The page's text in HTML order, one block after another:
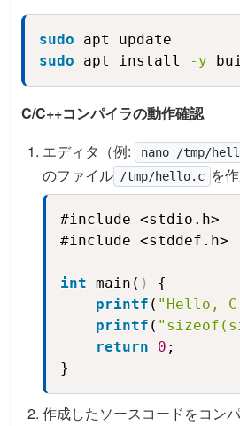
sudo apt update
sudo apt install -y
C/C++コンパイラの動作確認
エディタ（例:
nano /tmp/
のファイル /tmp/hello.c を
#include <stdio.h>
#include <stddef.h>
int main( )
{
printf ( "Hello,
printf (
return
0 ;
}
作成したソースコードをコン